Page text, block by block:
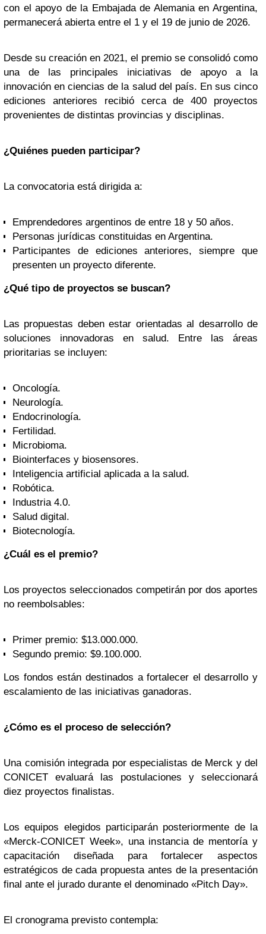
con el apoyo de la Embajada de Alemania en Argentina,
permanecerá abierta entre el 1 y el 19 de junio de 2026.
Desde su creación en 2021, el premio se consolidó como
una de las principales iniciativas de apoyo a la
innovación en ciencias de la salud del país. En sus cinco
ediciones anteriores recibió cerca de 400 proyectos
provenientes de distintas provincias y disciplinas.
¿Quiénes pueden participar?
La convocatoria está dirigida a:
Emprendedores argentinos de entre 18 y 50 años.
Personas jurídicas constituidas en Argentina.
Participantes de ediciones anteriores, siempre que
presenten un proyecto diferente.
¿Qué tipo de proyectos se buscan?
Las propuestas deben estar orientadas al desarrollo de
soluciones innovadoras en salud. Entre las áreas
prioritarias se incluyen:
Oncología.
Neurología.
Endocrinología.
Fertilidad.
Microbioma.
Biointerfaces y biosensores.
Inteligencia artificial aplicada a la salud.
Robótica.
Industria 4.0.
Salud digital.
Biotecnología.
¿Cuál es el premio?
Los proyectos seleccionados competirán por dos aportes
no reembolsables:
Primer premio: $13.000.000.
Segundo premio: $9.100.000.
Los fondos están destinados a fortalecer el desarrollo y
escalamiento de las iniciativas ganadoras.
¿Cómo es el proceso de selección?
Una comisión integrada por especialistas de Merck y del
CONICET evaluará las postulaciones y seleccionará
diez proyectos finalistas.
Los equipos elegidos participarán posteriormente de la
«Merck-CONICET Week», una instancia de mentoría y
capacitación diseñada para fortalecer aspectos
estratégicos de cada propuesta antes de la presentación
final ante el jurado durante el denominado «Pitch Day».
El cronograma previsto contempla: